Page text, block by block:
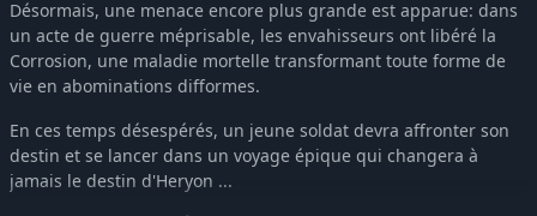
Désormais, une menace encore plus grande est apparue: dans
un acte de guerre méprisable, les envahisseurs ont libéré la
Corrosion, une maladie mortelle transformant toute forme de
vie en abominations difformes.
En ces temps désespérés, un jeune soldat devra affronter son
destin et se lancer dans un voyage épique qui changera à
jamais le destin d'Heryon ...